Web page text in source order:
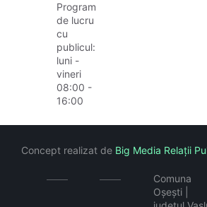
Program
de lucru
cu
publicul:
luni -
vineri
08:00 -
16:00
Comuna
Oșești |
Concept realizat de Big Media Relații